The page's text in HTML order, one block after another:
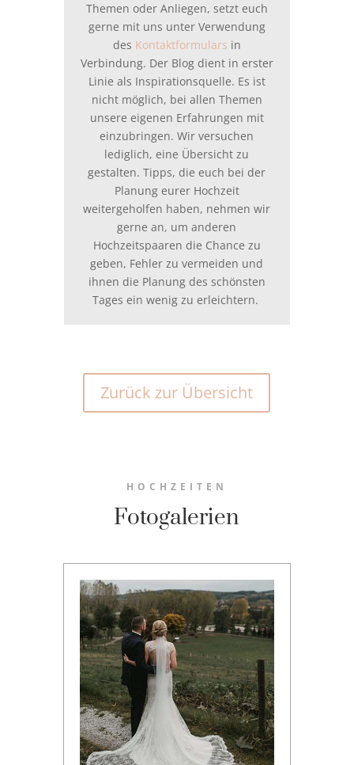
Themen oder Anliegen, setzt euch
gerne mit uns unter Verwendung
des Kontaktformulars in
Verbindung. Der Blog dient in erster
Linie als Inspirationsquelle. Es ist
nicht möglich, bei allen Themen
unsere eigenen Erfahrungen mit
einzubringen. Wir versuchen
lediglich, eine Übersicht zu
gestalten. Tipps, die euch bei der
Planung eurer Hochzeit
weitergeholfen haben, nehmen wir
gerne an, um anderen
Hochzeitspaaren die Chance zu
geben, Fehler zu vermeiden und
ihnen die Planung des schönsten
Tages ein wenig zu erleichtern.
Zurück zur Übersicht
HOCHZEITEN
Fotogalerien